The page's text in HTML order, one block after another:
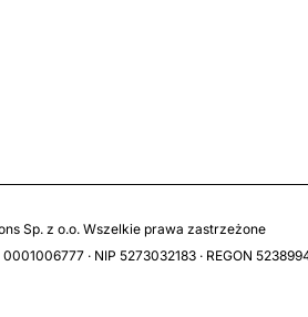
Sp. z o.o. Wszelkie prawa zastrzeżone
· NIP 5273032183 · REGON